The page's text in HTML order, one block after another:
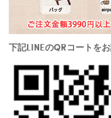
下記LINEのQRコートを